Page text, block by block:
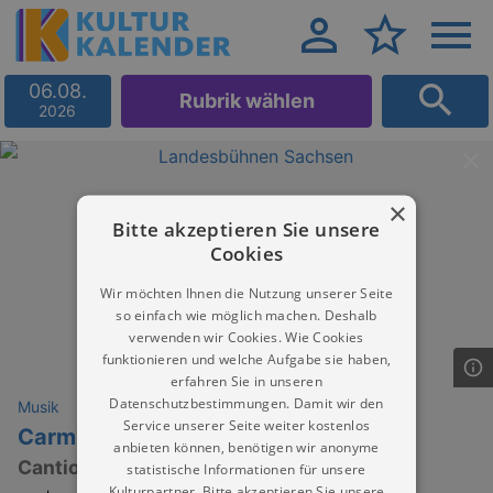
06.08.
2026 Rubrik wählen
Musik
Carmina Burana
Cantiones Profanae von Carl Orff
×
Bitte akzeptieren Sie unsere
Cookies
Wir möchten Ihnen die Nutzung unserer Seite
so einfach wie möglich machen. Deshalb
verwenden wir Cookies. Wie Cookies
funktionieren und welche Aufgabe sie haben,
erfahren Sie in unseren
Datenschutzbestimmungen. Damit wir den
Service unserer Seite weiter kostenlos
anbieten können, benötigen wir anonyme
statistische Informationen für unsere